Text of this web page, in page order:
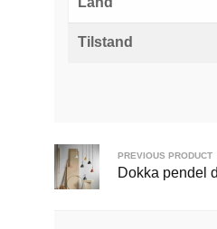
Tilstand
PREVIOUS PRODUCT
Dokka pendel